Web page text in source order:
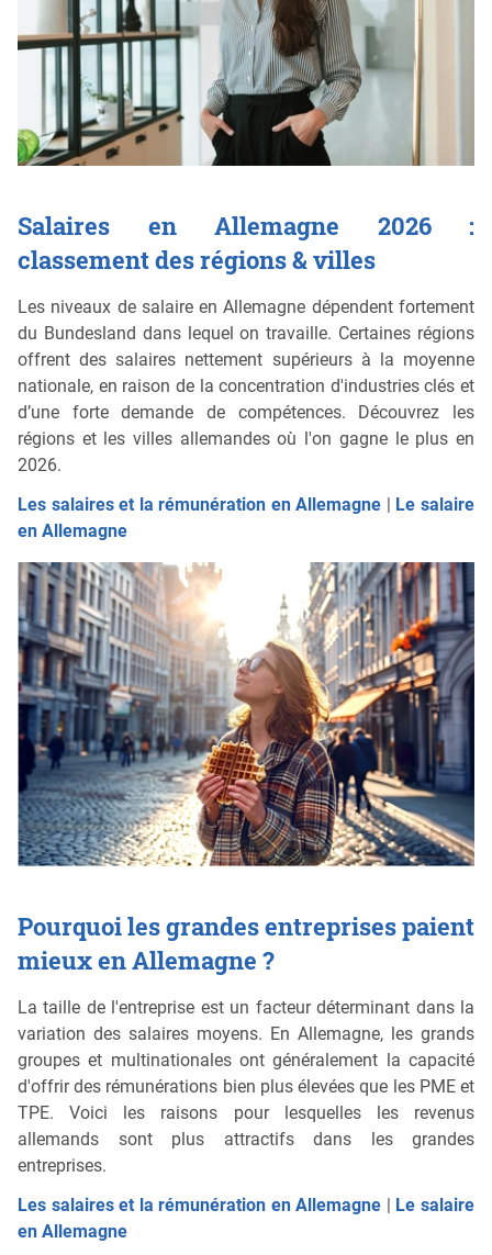
Salaires en Allemagne 2026 :
classement des régions & villes
Les niveaux de salaire en Allemagne dépendent fortement
du Bundesland dans lequel on travaille. Certaines régions
offrent des salaires nettement supérieurs à la moyenne
nationale, en raison de la concentration d'industries clés et
d’une forte demande de compétences. Découvrez les
régions et les villes allemandes où l'on gagne le plus en
2026.
Les salaires et la rémunération en Allemagne | Le salaire
en Allemagne
Pourquoi les grandes entreprises paient
mieux en Allemagne ?
La taille de l'entreprise est un facteur déterminant dans la
variation des salaires moyens. En Allemagne, les grands
groupes et multinationales ont généralement la capacité
d'offrir des rémunérations bien plus élevées que les PME et
TPE. Voici les raisons pour lesquelles les revenus
allemands sont plus attractifs dans les grandes
entreprises.
Les salaires et la rémunération en Allemagne | Le salaire
en Allemagne